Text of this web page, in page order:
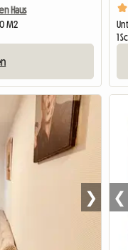
Haus
M2
1
❯ ❮